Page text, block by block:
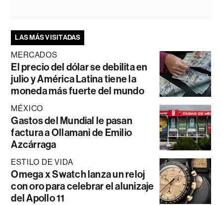
LAS MÁS VISITADAS
MERCADOS
El precio del dólar se debilita en
julio y América Latina tiene la
moneda más fuerte del mundo
MÉXICO
Gastos del Mundial le pasan
factura a Ollamani de Emilio
Azcárraga
ESTILO DE VIDA
Omega x Swatch lanza un reloj
con oro para celebrar el alunizaje
del Apollo 11